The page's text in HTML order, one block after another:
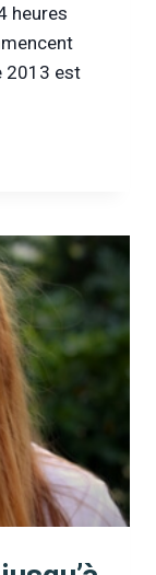
heures
2013 est